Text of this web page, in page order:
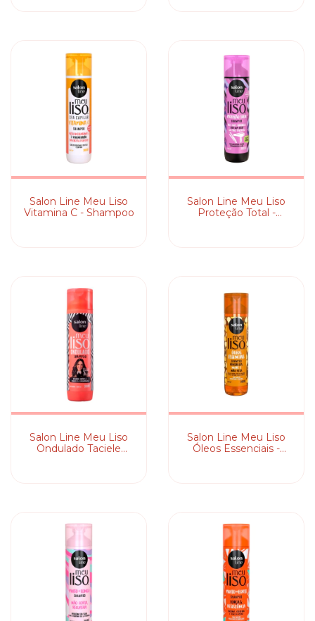
Salon Line Meu Liso
Vitamina C - Shampoo
Salon Line Meu Liso
Proteção Total -
Salon Line Meu Liso
Ondulado Taciele
Salon Line Meu Liso
Óleos Essenciais -